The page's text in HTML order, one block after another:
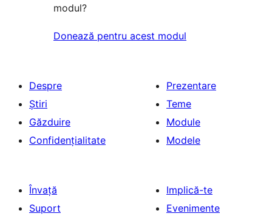
modul?
Donează pentru acest modul
Despre
Știri
Găzduire
Confidențialitate
Prezentare
Teme
Module
Modele
Învață
Suport
Implică-te
Evenimente